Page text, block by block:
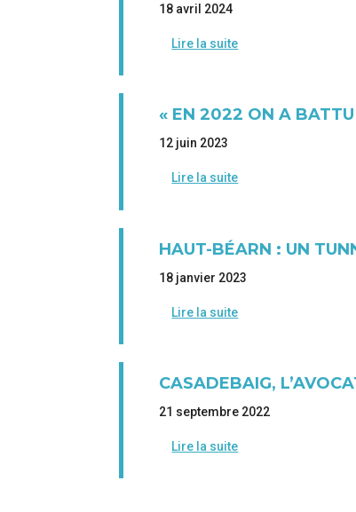
18 avril 2024
Lire la suite
« EN 2022 ON A
12 juin 2023
Lire la suite
HAUT-BÉARN : UN
18 janvier 2023
Lire la suite
CASADEBAIG,
21 septembre 2022
Lire la suite